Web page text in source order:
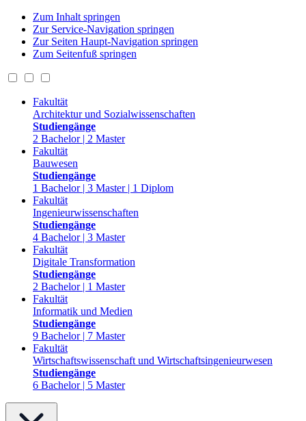
Zum Inhalt springen
Zur Service-Navigation springen
Zur Seiten Haupt-Navigation springen
Zum Seitenfuß springen
Fakultät
Architektur und Sozialwissenschaften
Studiengänge
2 Bachelor | 2 Master
Fakultät
Bauwesen
Studiengänge
1 Bachelor | 3 Master | 1 Diplom
Fakultät
Ingenieurwissenschaften
Studiengänge
4 Bachelor | 3 Master
Fakultät
Digitale Transformation
Studiengänge
2 Bachelor | 1 Master
Fakultät
Informatik und Medien
Studiengänge
9 Bachelor | 7 Master
Fakultät
Wirtschaftswissenschaft und Wirtschaftsingenieurwesen
Studiengänge
6 Bachelor | 5 Master